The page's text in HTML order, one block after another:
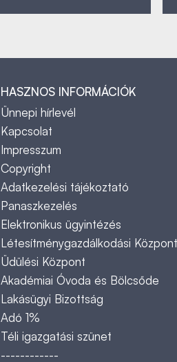
HASZNOS INFORMÁCIÓK
Ünnepi hírlevél
Kapcsolat
Impresszum
Copyright
Adatkezelési tájékoztató
Panaszkezelés
Elektronikus ügyintézés
Létesítménygazdálkodási Központ
Üdülési Központ
Akadémiai Óvoda és Bölcsőde
Lakásügyi Bizottság
Adó 1%
Téli igazgatási szünet
------------